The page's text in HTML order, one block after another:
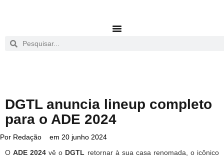
DGTL anuncia lineup completo
para o ADE 2024
Por Redação em 20 junho 2024
OADE 2024 vê o DGTL retornar à sua casa renomada, o icônico